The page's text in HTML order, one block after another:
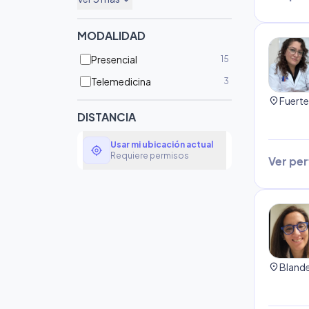
MODALIDAD
Presencial 15
Telemedicina 3
DISTANCIA
my_location
Usar mi ubicación actual
Requiere permisos
location_on
Ver
location_on